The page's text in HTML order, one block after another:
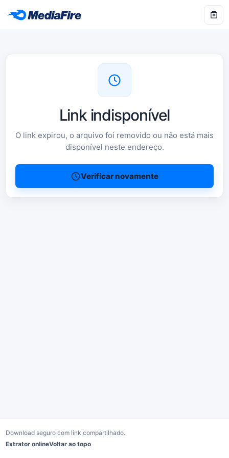
Link indisponível
O link expirou, o arquivo foi removido ou não está mais
disponível neste endereço.
Verificar novamente
Download seguro com link compartilhado.
Extrator onlineVoltar ao topo